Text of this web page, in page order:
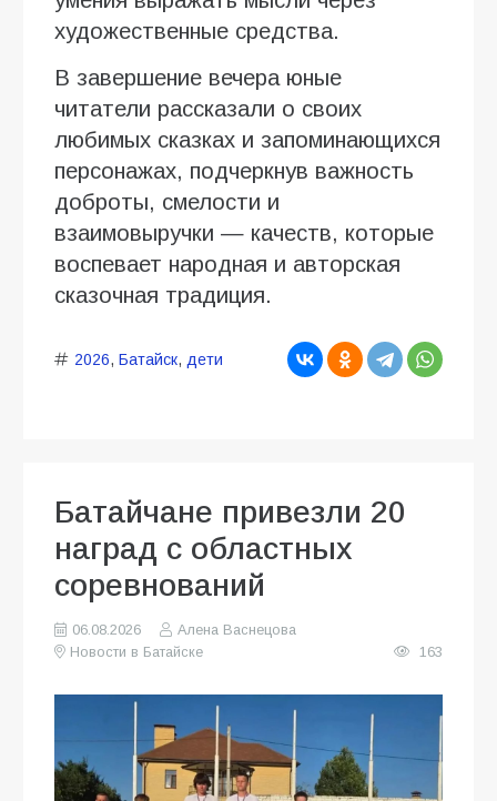
художественные средства.
В завершение вечера юные
читатели рассказали о своих
любимых сказках и запоминающихся
персонажах, подчеркнув важность
доброты, смелости и
взаимовыручки — качеств, которые
воспевает народная и авторская
сказочная традиция.
2026, Батайск, дети
Батайчане привезли 20
наград с областных
соревнований
06.08.2026
Алена Васнецова
Новости в Батайске
163